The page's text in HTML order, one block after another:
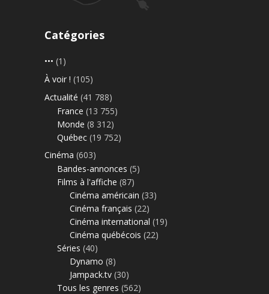
Catégories
••• (1)
À voir ! (105)
Actualité (41 788)
France (13 755)
Monde (8 312)
Québec (19 752)
Cinéma (603)
Bandes-annonces (5)
Films à l'affiche (87)
Cinéma américain (33)
Cinéma français (22)
Cinéma international (19)
Cinéma québécois (22)
Séries (40)
Dynamo (8)
Jampack.tv (30)
Tous les genres (562)